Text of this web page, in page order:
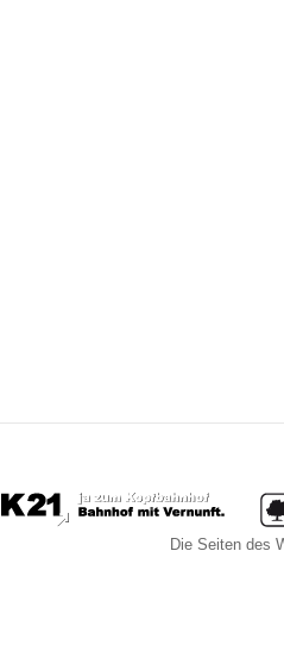
Die Seiten des